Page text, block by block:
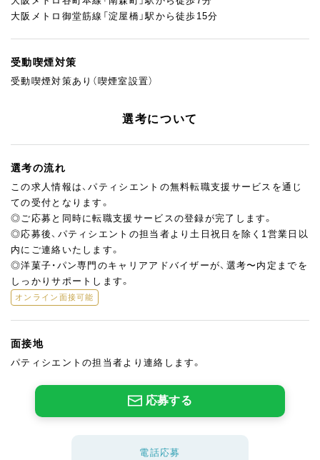
大阪メトロ御堂筋線「淀屋橋」駅から徒歩15分
受動喫煙対策
受動喫煙対策あり（喫煙室設置）
選考について
選考の流れ
この求人情報は、パティシエントの無料転職支援サービスを通じ
ての受付となります。
◎ご応募と同時に転職支援サービスの登録が完了します。
◎応募後、パティシエントの担当者より土日祝日を除く1営業日以
内にご連絡いたします。
◎洋菓子・パン専門のキャリアアドバイザーが、選考〜内定までを
しっかりサポートします。
オンライン面接可能
面接地
パティシエントの担当者より連絡します。
応募する
電話応募